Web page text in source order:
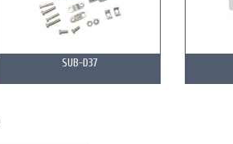
SUB-D37